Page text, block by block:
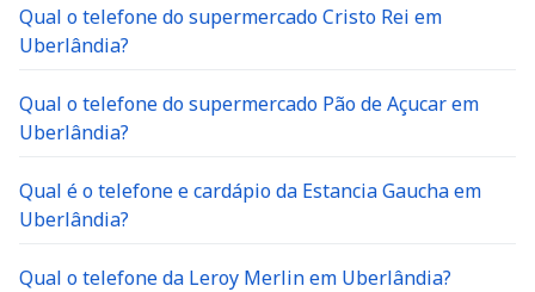
Qual o telefone do supermercado Cristo Rei em
Uberlândia?
Qual o telefone do supermercado Pão de Açucar em
Uberlândia?
Qual é o telefone e cardápio da Estancia Gaucha em
Uberlândia?
Qual o telefone da Leroy Merlin em Uberlândia?